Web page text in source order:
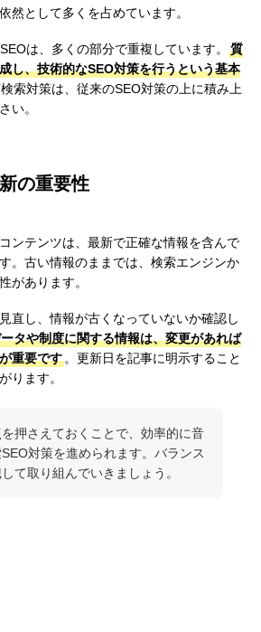
然として多くを占めています。
は、多くの部分で重複しています。
質
し、技術的なSEO対策を行うという基本
索対策は、従来のSEO対策の上に積み上
い。
の重要性
ンテンツは、最新で正確な情報を含んで
。古い情報のままでは、検索エンジンか
があります。
直し、情報が古くなっていないか確認し
タや制度に関する情報は、変更があれば
重要です。更新日を記事に明示すること
ります。
押さえておくことで、効率的に音
対策を進められます。バランス
て取り組んでいきましょう。